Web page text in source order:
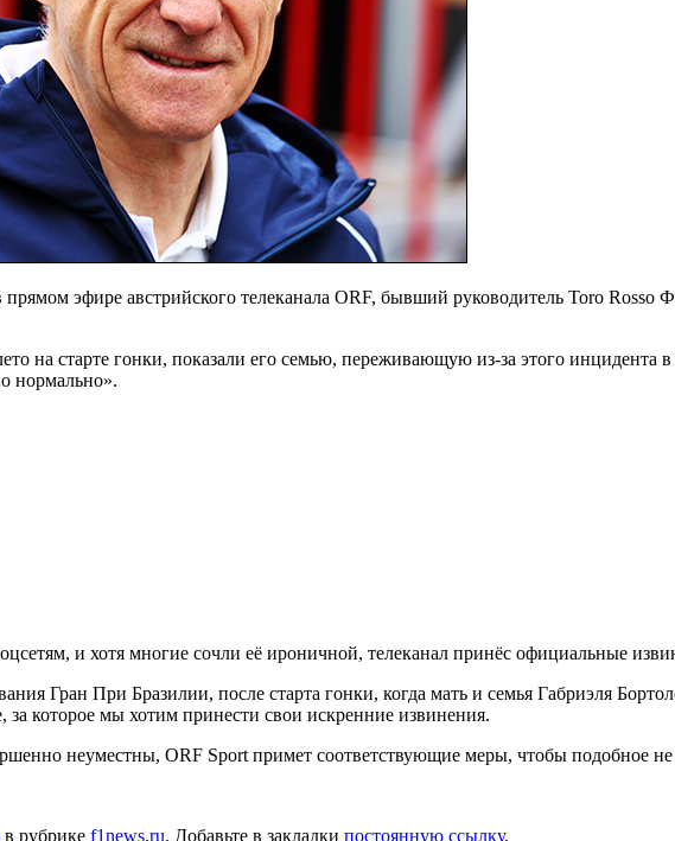
эфире австрийского телеканала ORF, бывший руководитель Toro Rosso
на старте гонки, показали его семью, переживающую из-за этого инцидента
нормально».
и хотя многие сочли её ироничной, телеканал принёс официальные
Гран При Бразилии, после старта гонки, когда мать и семья Габриэля
за которое мы хотим принести свои искренние извинения.
неуместны, ORF Sport примет соответствующие меры, чтобы подобное не
в рубрике f1news.ru. Добавьте в закладки постоянную ссылку.